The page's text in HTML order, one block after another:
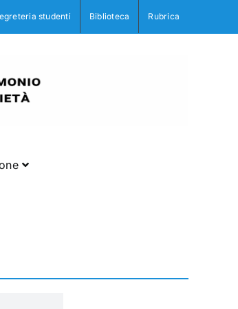
studenti Biblioteca Rubrica